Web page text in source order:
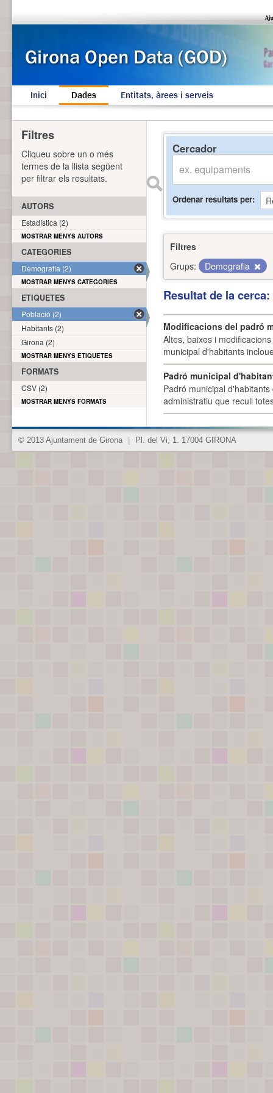
Inici Dades Entitats, àrees i serveis
Cercador
Ordenar resultats per
Filtres
Grups:
Demografia
Resultat de la
Modificacions del padró
Altes, baixes i
municipal d'habitants
Padró municipal
Padró municipal
administratiu que recull
Filtres
Cliqueu sobre un o més
termes de la llista següent
per filtrar els resultats.
AUTORS
Estadística (2)
MOSTRAR MENYS AUTORS
CATEGORIES
Demografia (2)
MOSTRAR MENYS CATEGORIES
ETIQUETES
Població (2)
Habitants (2)
Girona (2)
MOSTRAR MENYS ETIQUETES
FORMATS
CSV (2)
MOSTRAR MENYS FORMATS
© 2013 Ajuntament de Girona Pl. del Vi, 1. 17004 GIRONA